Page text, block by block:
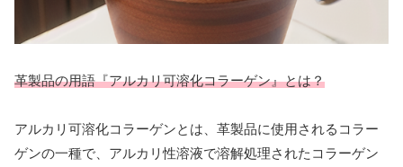
革製品の用語『アルカリ可溶化コラーゲン』とは？
アルカリ可溶化コラーゲンとは、革製品に使用されるコラー
ゲンの一種で、アルカリ性溶液で溶解処理されたコラーゲン